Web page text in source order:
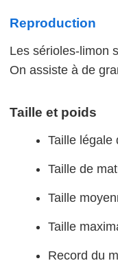
Reproduction
Les sérioles-limon
On assiste à de
Taille et poids
Taille légale
Taille de
Taille
Taille
Record du